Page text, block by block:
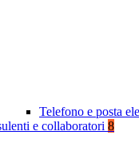
Telefono e posta
e collaboratori 8